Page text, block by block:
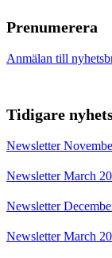
Prenumerera
Anmälan till
Tidigare
Newsletter
Newsletter March
Newsletter
Newsletter March